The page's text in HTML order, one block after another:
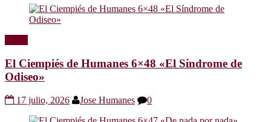
El Ciempiés de Humanes 6×48 «El Síndrome de
Odiseo»
17 julio, 2026 Jose Humanes 0